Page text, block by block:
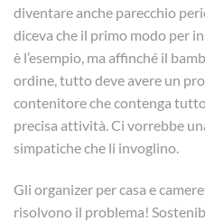
diventare anche parecchio
diceva che il primo modo per
è l’esempio, ma affinché il
ordine, tutto deve avere un
contenitore che contenga
precisa attività. Ci vorrebbe
simpatiche che li invoglino.
Gli organizer per casa e
risolvono il problema!